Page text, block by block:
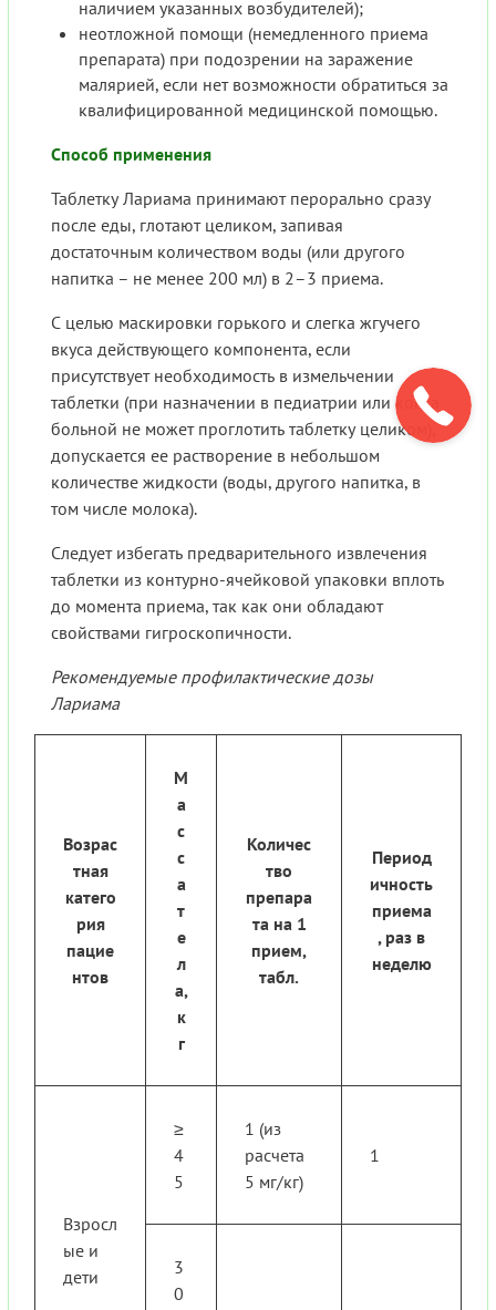
наличием указанных возбудителей);
неотложной помощи (немедленного приема
препарата) при подозрении на заражение
малярией, если нет возможности обратиться за
квалифицированной медицинской помощью.
Способ применения
Таблетку Лариама принимают перорально сразу
после еды, глотают целиком, запивая
достаточным количеством воды (или другого
напитка – не менее 200 мл) в 2–3 приема.
С целью маскировки горького и слегка жгучего
вкуса действующего компонента, если
присутствует необходимость в измельчении
таблетки (при назначении в педиатрии или когда
больной не может проглотить таблетку целиком),
допускается ее растворение в небольшом
количестве жидкости (воды, другого напитка, в
том числе молока).
Следует избегать предварительного извлечения
таблетки из контурно-ячейковой упаковки вплоть
до момента приема, так как они обладают
свойствами гигроскопичности.
Рекомендуемые профилактические дозы
Лариама
Возрас
тная
катего
рия
пацие
нтов
М
а
с
с
а
т
е
л
а,
к
г
Количес
тво
препара
та на 1
прием,
табл.
Период
ичность
приема
, раз в
неделю
Взросл
ые и
дети
≥
4
5
1 (из
расчета
5 мг/кг)
1
3
0